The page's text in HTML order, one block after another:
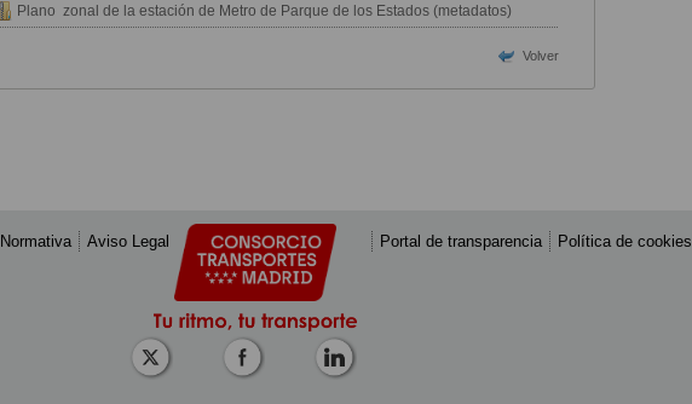
Plano zonal de la estación de Metro de Parque de los Estados (metadatos)
Volver
Normativa Aviso Legal Portal de transparencia Política de cookies